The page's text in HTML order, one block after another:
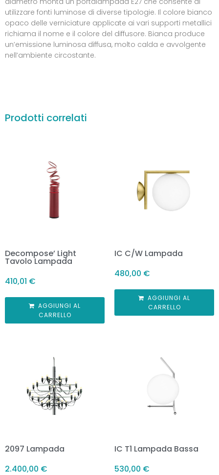
utilizzare fonti luminose di diverse tipologie. Il colore bianco
opaco delle verniciature applicate ai vari supporti metallici
richiama il nome e il colore del diffusore. Bianca produce
un’emissione luminosa diffusa, molto calda e avvolgente
nell’ambiente circostante.
Prodotti correlati
Decompose’ Light
Tavolo Lampada
410,01 €
AGGIUNGI AL
CARRELLO
IC C/W Lampada
480,00 €
AGGIUNGI AL
CARRELLO
2097 Lampada
2.400,00 €
IC T1 Lampada Bassa
530,00 €